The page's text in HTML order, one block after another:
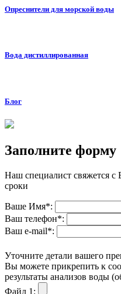
Опреснители для морской воды
Вода дистиллированная
Блог
Заполните форму
Наш специалист свяжется с
сроки
Ваше Имя*:
Ваш телефон*:
Ваш е-mail*:
Уточните детали вашего
Вы можете прикрепить к
результаты анализов воды
Файл 1: